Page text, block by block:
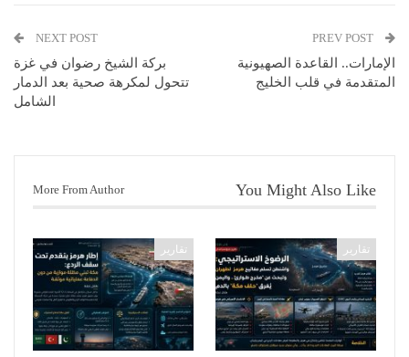
الإمارات.. القاعدة الصهيونية
المتقدمة في قلب الخليج
NEXT POST
بركة الشيخ رضوان في غزة
تتحول لمكرهة صحية بعد الدمار
الشامل
You Might Also Like
More From Author
تقارير تقارير